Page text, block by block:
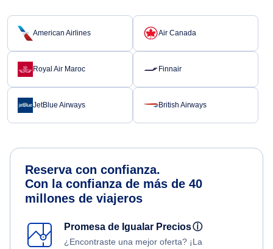
American Airlines Air Canada
Royal Air Maroc Finnair
JetBlue Airways British Airways
Reserva con confianza.
Con la confianza de más de 40
millones de viajeros
Promesa de Igualar Preciosⓘ
¿Encontraste una mejor oferta? ¡La